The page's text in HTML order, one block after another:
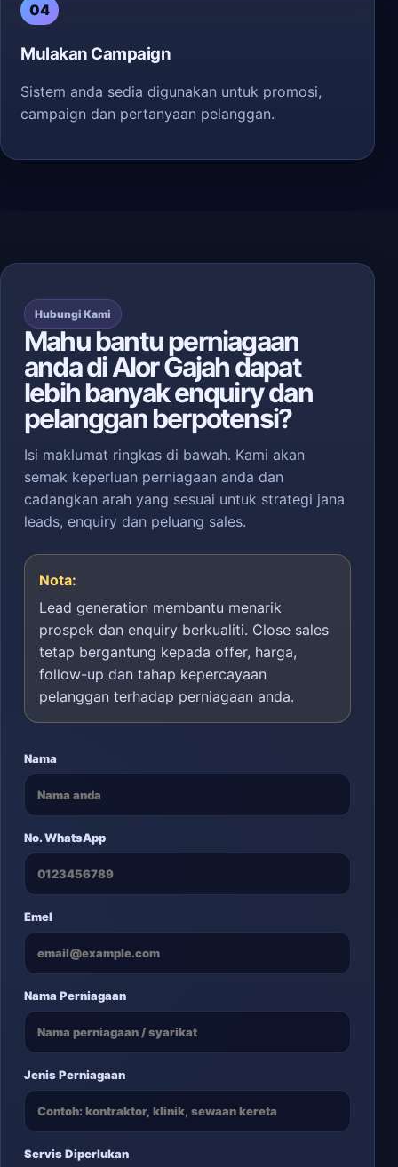
04
Mulakan Campaign
Sistem anda sedia digunakan untuk promosi,
campaign dan pertanyaan pelanggan.
Hubungi Kami
Mahu bantu perniagaan
anda di Alor Gajah dapat
lebih banyak enquiry dan
pelanggan berpotensi?
Isi maklumat ringkas di bawah. Kami akan
semak keperluan perniagaan anda dan
cadangkan arah yang sesuai untuk strategi jana
leads, enquiry dan peluang sales.
Nota:
Lead generation membantu menarik
prospek dan enquiry berkualiti. Close sales
tetap bergantung kepada offer, harga,
follow-up dan tahap kepercayaan
pelanggan terhadap perniagaan anda.
Nama
No. WhatsApp
Emel
Nama Perniagaan
Jenis Perniagaan
Servis Diperlukan